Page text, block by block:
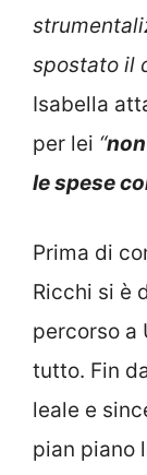
spostato il
Isabella
per lei “
le spese
Prima di
Ricchi si è
percorso a
tutto. Fin
leale e
pian piano